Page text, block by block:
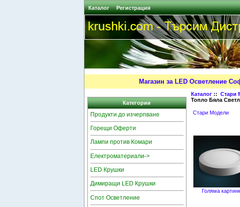
Каталог Регистрация
Магазин за LED Осветление
Категории
Продукти до изчерпване
Горещи Оферти
Лампи против Комари
Електроматериали->
LED Крушки
Димиращи LED Крушки
Спот Осветление
Каталог ::Стари
Топло Бяла
Стари Модели
Голяма